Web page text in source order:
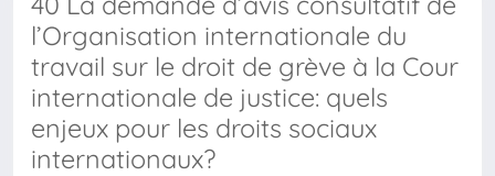
l’Organisation internationale du
travail sur le droit de grève à la Cour
internationale de justice: quels
enjeux pour les droits sociaux
internationaux?